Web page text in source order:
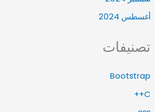
أغسطس 2024
تصنيفات
Bootstrap
C++